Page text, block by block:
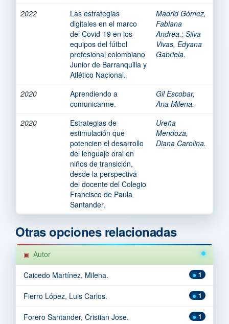
2022
Las estrategias
digitales en el marco
del Covid-19 en los
equipos del fútbol
profesional colombiano
Junior de Barranquilla y
Atlético Nacional.
Madrid Gómez,
Fabiana
Andrea.; Silva
Vivas, Edyana
Gabriela.
2020
Aprendiendo a
comunicarme.
Gil Escobar,
Ana Milena.
2020
Estrategias de
estimulación que
potencien el desarrollo
del lenguaje oral en
niños de transición,
desde la perspectiva
del docente del Colegio
Francisco de Paula
Santander.
Ureña
Mendoza,
Diana Carolina.
Otras opciones relacionadas
Autor
1
Caicedo Martínez, Milena.
1
Fierro López, Luis Carlos.
1
Forero Santander, Cristian Jose.